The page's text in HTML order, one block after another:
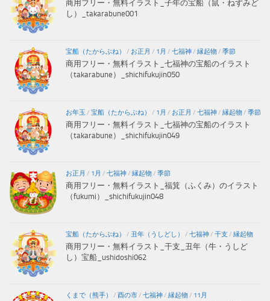
商用フリー・無料イラスト_子年の宝船（鼠・ねずみど
し）_takarabune001
宝船（たからぶね） / お正月 / 1月 / 七福神/ 縁起物/ 季節
商用フリー・無料イラスト_七福神の宝船のイラスト
（takarabune）_shichifukujin050
お年玉 / 宝船（たからぶね） / 1月 / お正月 / 七福神/ 縁起物/ 季節
商用フリー・無料イラスト_七福神の宝船のイラスト
（takarabune）_shichifukujin049
お正月 / 1月 / 七福神/ 縁起物/ 季節
商用フリー・無料イラスト_福箕（ふくみ）のイラスト
（fukumi）_shichifukujin048
宝船（たからぶね） / 丑年（うしどし） / 七福神/ 干支 / 縁起物
商用フリー・無料イラスト_干支_丑年（牛・うしど
し）宝船_ushidoshi062
くまで（熊手） / 酉の市/ 七福神/ 縁起物/ 11月